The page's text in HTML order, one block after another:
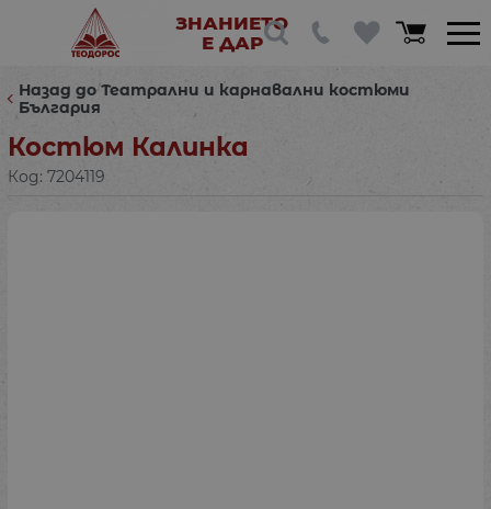
ЗНАНИЕТО
Е ДАР
Назад до Театрални и карнавални костюми
България
Костюм Калинка
Код: 7204119